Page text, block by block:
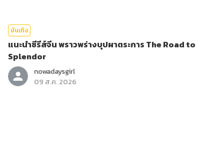
บันเทิง
แนะนำซีรีส์จีน พราวพร่างบุปผาตระการ The Road to
Splendor
nowadaysgirl
09 ส.ค. 2026